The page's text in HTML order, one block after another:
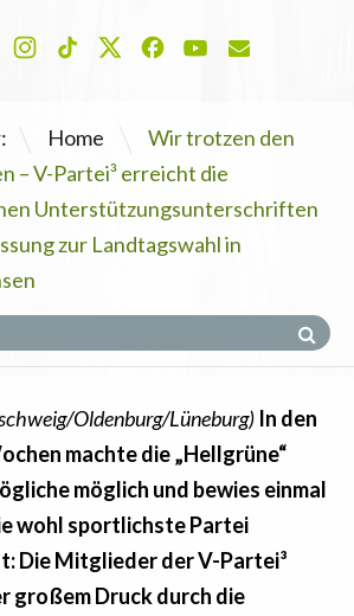
Home \
Wir trotzen den
– V-Partei³ erreicht die
Unterstützungsunterschriften
zur Landtagswahl in
Oldenburg/Lüneburg) In den
machte die „Hellgrüne“
möglich und bewies einmal
wohl sportlichste Partei
Die Mitglieder der V-Partei³
großem Druck durch die